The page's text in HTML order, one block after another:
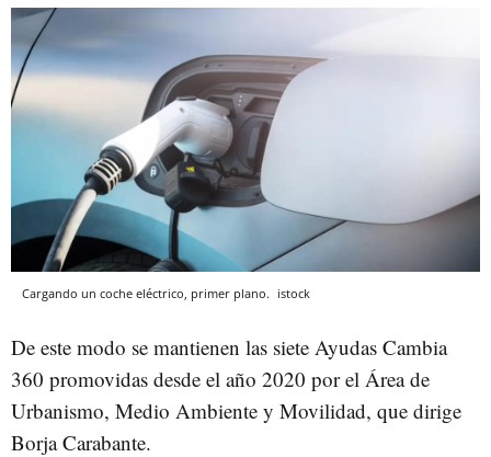
Cargando un coche eléctrico, primer plano. istock
De este modo se mantienen las siete Ayudas Cambia
360 promovidas desde el año 2020 por el Área de
Urbanismo, Medio Ambiente y Movilidad, que dirige
Borja Carabante.